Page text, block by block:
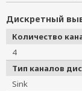
Дискретный
Количество
4
Тип каналов
Sink